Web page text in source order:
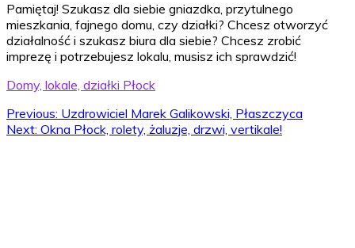
Pamiętaj! Szukasz dla siebie gniazdka, przytulnego
mieszkania, fajnego domu, czy działki? Chcesz otworzyć
działalność i szukasz biura dla siebie? Chcesz zrobić
imprezę i potrzebujesz lokalu, musisz ich sprawdzić!
Domy, lokale, działki Płock
Nawigacja
Previous: Uzdrowiciel Marek Galikowski, Płaszczyca
Next: Okna Płock, rolety, żaluzje, drzwi, vertikale!